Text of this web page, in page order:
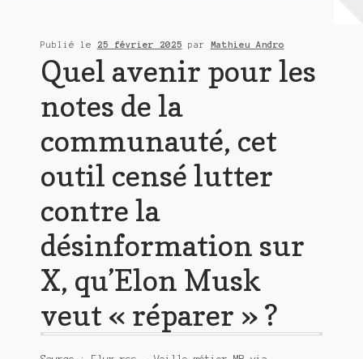
Publié le 25 février 2025 par Mathieu Andro
Quel avenir pour les
notes de la
communauté, cet
outil censé lutter
contre la
désinformation sur
X, qu’Elon Musk
veut « réparer » ?